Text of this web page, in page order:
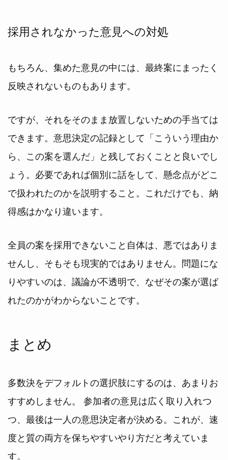
採用されなかった意見への対処
もちろん、集めた意見の中には、最終案にまったく
反映されないものもあります。
ですが、それをそのまま放置しないための手当ては
できます。意思決定の記録として「こういう理由か
ら、この案を選んだ」と残しておくことと良いでし
ょう。必要であれば個別に話をして、懸念点がどこ
で扱われたのかを説明すること。これだけでも、納
得感はかなり違います。
全員の案を採用できないこと自体は、悪ではありま
せんし、そもそも現実的ではありません。問題にな
りやすいのは、議論が不透明で、なぜその案が選ば
れたのかがわからないことです。
まとめ
多数決をデフォルトの選択肢にするのは、あまりお
すすめしません。 参加者の意見は広く取り入れつ
つ、最後は一人の意思決定者が決める。これが、速
度と質の両方を保ちやすいやり方だと考えていま
す。